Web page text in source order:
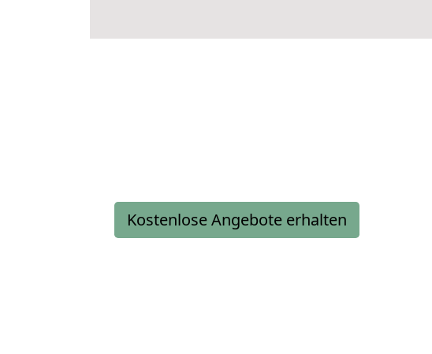
Kostenlose Angebote erhalten